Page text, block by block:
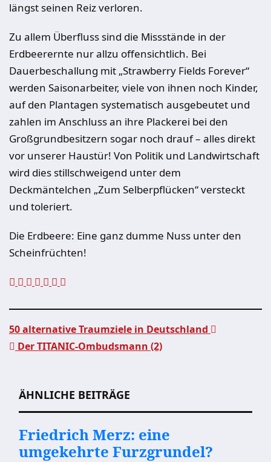
längst seinen Reiz verloren.
Zu allem Überfluss sind die Missstände in der
Erdbeerernte nur allzu offensichtlich. Bei
Dauerbeschallung mit „Strawberry Fields Forever“
werden Saisonarbeiter, viele von ihnen noch Kinder,
auf den Plantagen systematisch ausgebeutet und
zahlen im Anschluss an ihre Plackerei bei den
Großgrundbesitzern sogar noch drauf – alles direkt
vor unserer Haustür! Von Politik und Landwirtschaft
wird dies stillschweigend unter dem
Deckmäntelchen „Zum Selberpflücken“ versteckt
und toleriert.
Die Erdbeere: Eine ganz dumme Nuss unter den
Scheinfrüchten!
50 alternative Traumziele in Deutschland
Der TITANIC-Ombudsmann (2)
ÄHNLICHE BEITRÄGE
Friedrich Merz: eine
umgekehrte Furzgrundel?